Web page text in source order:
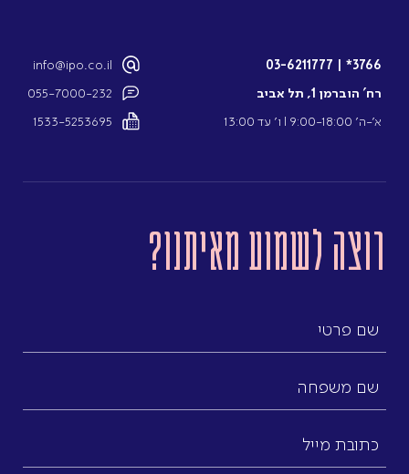
3766*
|
03-6211777
רח’ הוברמן 1, תל אביב
א’-ה’ 9:00-18:00 l ו’ עד 13:00
info@ipo.co.il
055-7000-232
1533-5253695
רוצה לשמוע מאיתנו?
פרטי
משפחה
מייל